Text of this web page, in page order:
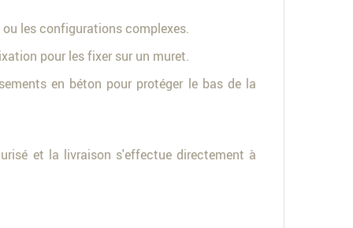
les configurations complexes.
pour les fixer sur un muret.
en béton pour protéger le bas de la
et la livraison s'effectue directement à